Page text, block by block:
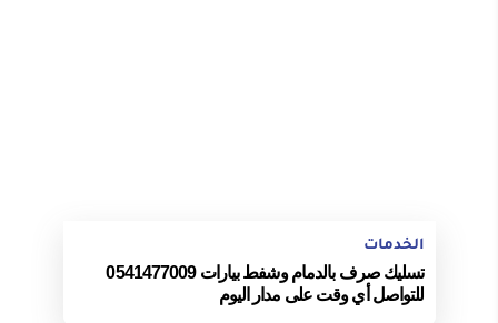
الخدمات
تسليك صرف بالدمام وشفط بيارات 0541477009
للتواصل أي وقت على مدار اليوم